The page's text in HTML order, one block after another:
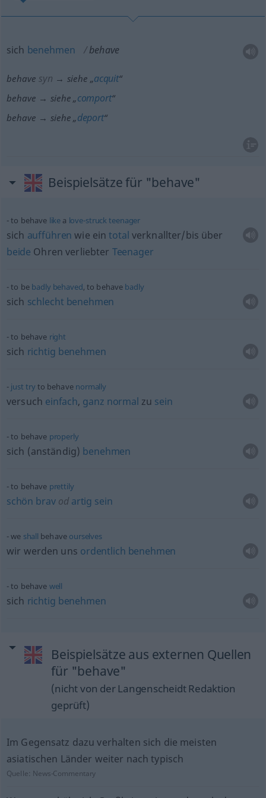
sich benehmen behave
behave syn → siehe „acquit“
behave → siehe „comport“
behave → siehe „deport“
Beispielsätze für "behave"
to behave like a love-struckteenager
sich aufführen wie eintotal verknallter/bis über
beide Ohren verliebter Teenager
to be badly behaved, to behave badly
sich schlecht benehmen
to behave right
sich richtig benehmen
just tryto behave normally
versuch einfach, ganz normal zu sein
to behave properly
sich (anständig) benehmen
to behave prettily
schön bravod artig sein
we shall behave ourselves
wir werden uns ordentlich benehmen
to behave well
sich richtig benehmen
Beispielsätze aus externen Quellen
für "behave"
(nicht von der Langenscheidt Redaktion
geprüft)
Im Gegensatz dazu verhalten sich die meisten
asiatischen Länder weiter nach typisch
Quelle: News-Commentary